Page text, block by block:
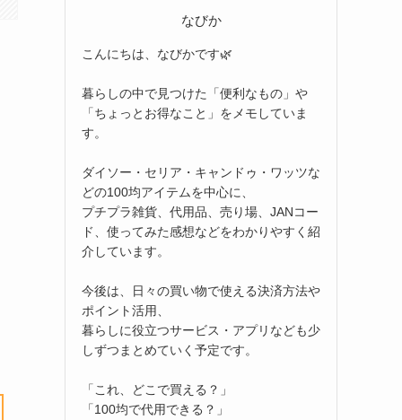
なびか
こんにちは、なびかです🌿
暮らしの中で見つけた「便利なもの」や
「ちょっとお得なこと」をメモしていま
す。
ダイソー・セリア・キャンドゥ・ワッツな
どの100均アイテムを中心に、
プチプラ雑貨、代用品、売り場、JANコー
ド、使ってみた感想などをわかりやすく紹
介しています。
今後は、日々の買い物で使える決済方法や
ポイント活用、
暮らしに役立つサービス・アプリなども少
しずつまとめていく予定です。
「これ、どこで買える？」
「100均で代用できる？」